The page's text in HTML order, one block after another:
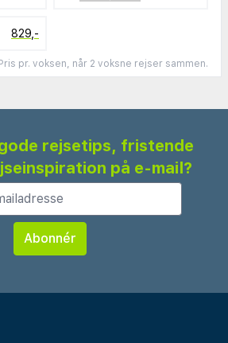
829,-
Pris pr. voksen, når 2 voksne rejser sammen.
rejsetips, fristende
på e-mail?